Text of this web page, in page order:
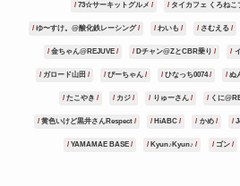
73☆サーキットグルメ タイカフェ くろねこ
ゆ〜すけ。@酸化鉄レーシング わいも さむえる
金ちゃん@REJUVE Dチャン@ZとCBR乗り
ガロード山田 ぴーちゃん ひなっち0074 ぬ
たこやき カジ りゅーさん くに
黄色いけど黒井さんRespect HiABC かめ
YAMAMAE BASE Kyun♪Kyun♪ ゴン